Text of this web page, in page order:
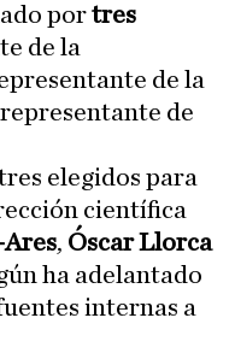
portres
de la
de la
de
elegidos para
científica
, Óscar Llorca
ha adelantado
internas a